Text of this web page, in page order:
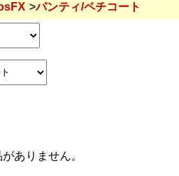
パンティ/ペチコート
ありません。